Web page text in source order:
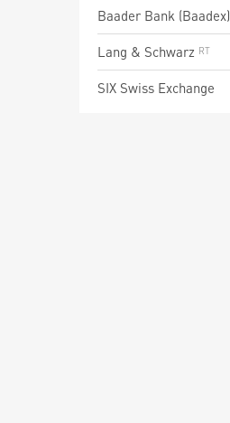
Baader Bank (Baadex)
Lang & Schwarz
SIX Swiss Exchange